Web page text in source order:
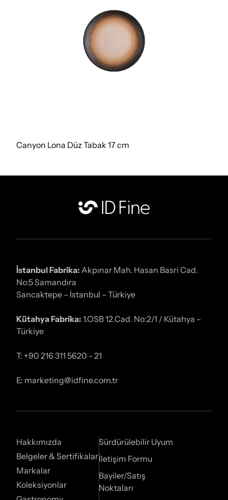
Canyon Lona Düz Tabak 17 cm
İstanbul Fabrika: Akpınar Mah. Hasan Basri Cad.
No:5 Samandıra
Sancaktepe – İstanbul – Türkiye
Kütahya Fabrika: 1.OSB 12.Cad. No:2/1 / Kütahya –
Türkiye
T: +90 216 311 5620 - 21
E: marketing@idfine.com.tr
Hakkımızda
Belgeler & Sertifikalar
Markalar
Koleksiyonlar
Sürdürülebilir Uyum
İletişim Formu
Bayiler/Satış
Noktaları